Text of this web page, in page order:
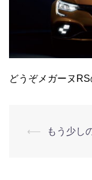
どうぞメガーヌ
⟵ もう少し